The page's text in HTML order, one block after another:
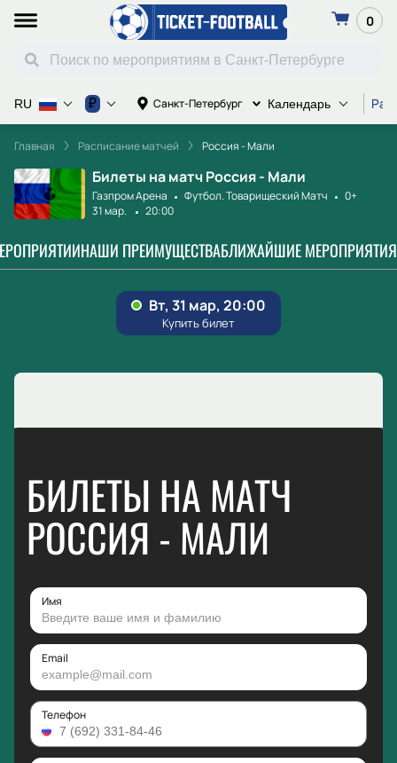
0
Санкт-Петербург Календарь
RU ₽
Главная Расписание матчей Россия - Мали
Билеты на матч Россия - Мали
Газпром Арена Футбол. Товарищеский Матч
0+
31 мар.
20:00
НАШИ ПРЕИМУЩЕСТВАБЛИЖАЙШИЕ МЕРОПРИЯТИЯ
БИЛЕТЫ НА МАТЧ
РОССИЯ - МАЛИ
Имя
Email
Телефон